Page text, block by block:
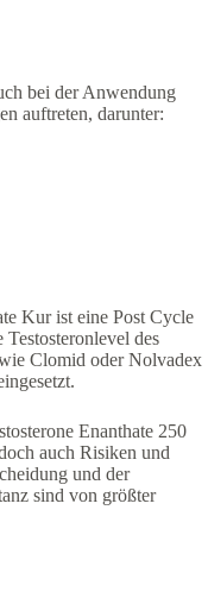
bei der Anwendung
auftreten, darunter:
Kur ist eine Post Cycle
des
Clomid oder Nolvadex
Enanthate 250
auch Risiken und
und der
sind von größter